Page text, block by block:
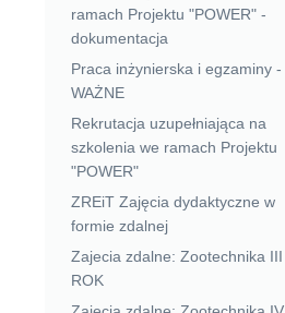
ramach Projektu "POWER" -
dokumentacja
Praca inżynierska i egzaminy -
WAŻNE
Rekrutacja uzupełniająca na
szkolenia we ramach Projektu
"POWER"
ZREiT Zajęcia dydaktyczne w
formie zdalnej
Zajecia zdalne: Zootechnika III
ROK